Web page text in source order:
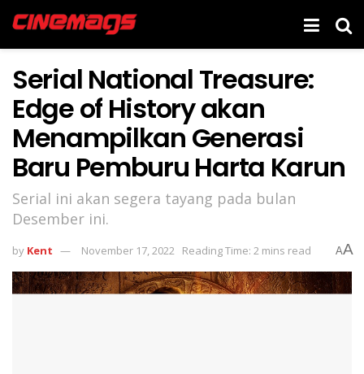
Serial National Treasure:
Edge of History akan
Menampilkan Generasi
Baru Pemburu Harta Karun
Serial ini akan segera tayang pada bulan
Desember ini.
by Kent November 17, 2022 Reading Time: 2 mins read AA